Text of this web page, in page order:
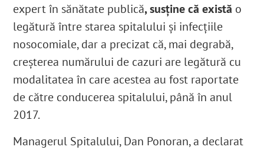
expert în sănătate publică, susține că există o
legătură între starea spitalului și infecțiile
nosocomiale, dar a precizat că, mai degrabă,
creșterea numărului de cazuri are legătură cu
modalitatea în care acestea au fost raportate
de către conducerea spitalului, până în anul
2017.
Managerul Spitalului, Dan Ponoran, a declarat